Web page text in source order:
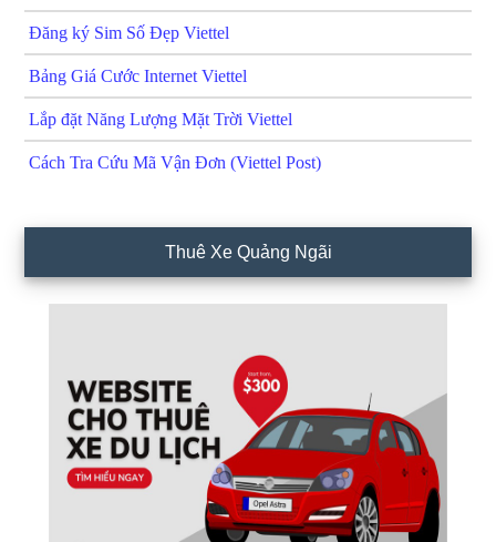
Đăng ký Sim Số Đẹp Viettel
Bảng Giá Cước Internet Viettel
Lắp đặt Năng Lượng Mặt Trời Viettel
Cách Tra Cứu Mã Vận Đơn (Viettel Post)
Thuê Xe Quảng Ngãi